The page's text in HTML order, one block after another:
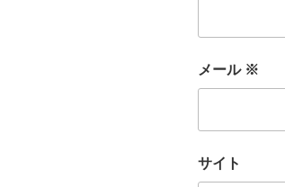
メール ※
サイト